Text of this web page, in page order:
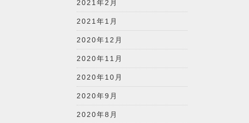
2021年2月
2021年1月
2020年12月
2020年11月
2020年10月
2020年9月
2020年8月